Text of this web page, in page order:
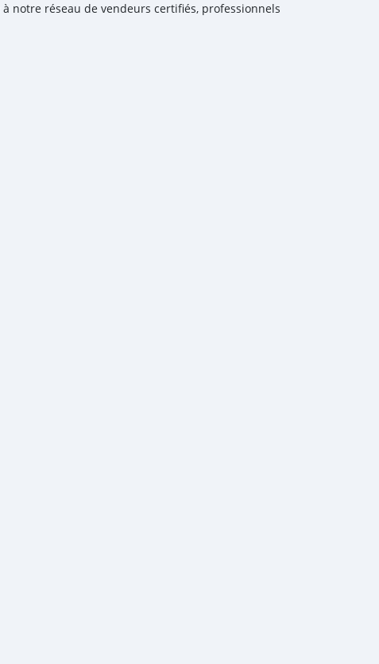
notre réseau de vendeurs certifiés, professionnels